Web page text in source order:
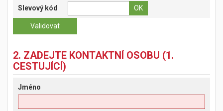
Slevový kód
2. ZADEJTE KONTAKTNÍ OSOBU (1.
CESTUJÍCÍ)
Jméno